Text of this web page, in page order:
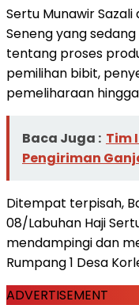
Sertu Munawir
Seneng yang
tentang proses
pemilihan bibit,
pemeliharaan
Baca Juga : Tim
Pengiriman
Ditempat terpisah,
08/Labuhan Haji
mendampingi dan
Rumpang 1 Desa
ADVERTISEMENT